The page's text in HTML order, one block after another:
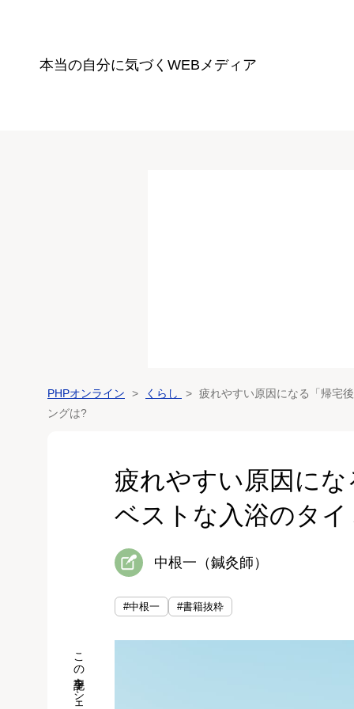
本当の自分に気づく WEBメディア
PHPオンライン くらし
疲れやすい原因になる「帰宅
ングは?
疲れやすい原因に
ベストな入浴のタ
中根一（鍼灸師）
#中根一 #書籍抜粋
この記事をシェア